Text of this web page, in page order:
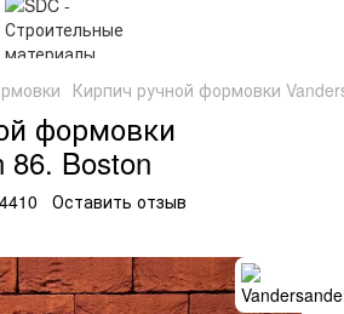
Кирпич ручной формовки
формовки
86. Boston
Оставить отзыв